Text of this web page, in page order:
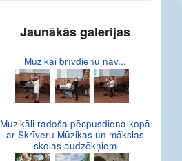
Jaunākās galerijas
Mūzikai brīvdienu nav...
Muzikāli radoša pēcpusdiena kopā
ar Skrīveru Mūzikas un mākslas
skolas audzēkņiem